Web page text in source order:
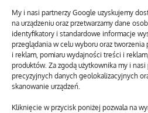
My i nasi partnerzy Google uzyskujemy
na urządzeniu oraz przetwarzamy dane
identyfikatory i standardowe informacje
przeglądania w celu wyboru oraz
i reklam, pomiaru wydajności treści i
produktów. Za zgodą użytkownika my i
precyzyjnych danych geolokalizacyjnych
skanowanie urządzeń.
Kliknięcie w przycisk poniżej pozwala na